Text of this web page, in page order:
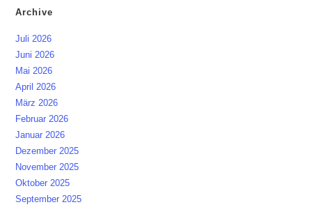
Archive
Juli 2026
Juni 2026
Mai 2026
April 2026
März 2026
Februar 2026
Januar 2026
Dezember 2025
November 2025
Oktober 2025
September 2025